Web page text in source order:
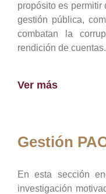
propósito es permitir
gestión pública,
combatan la
rendición de cuentas.
Ver más
Gestión
En esta sección
investigación